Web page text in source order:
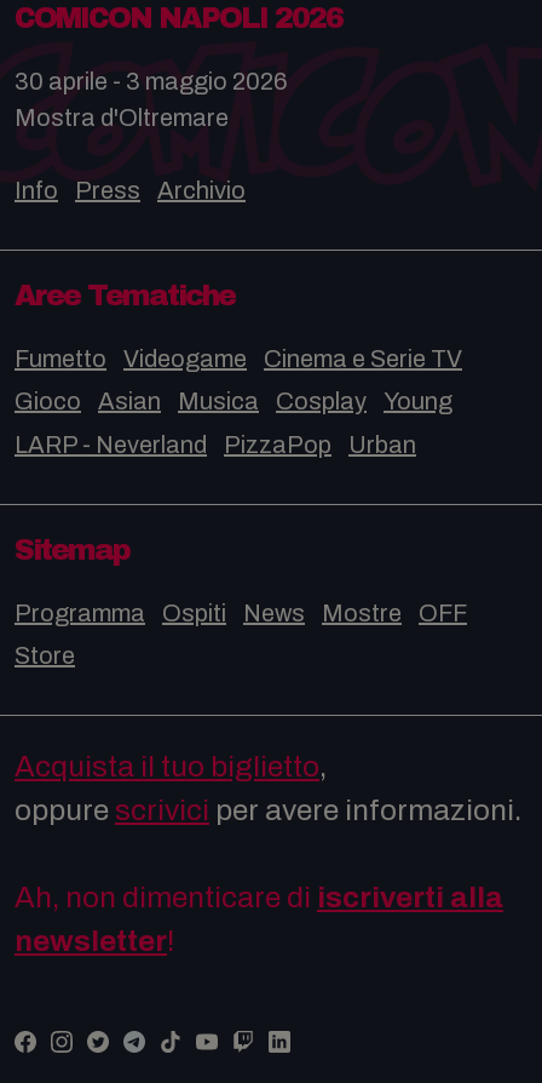
COMICON NAPOLI 2026
30 aprile - 3 maggio 2026
Mostra d'Oltremare
Info Press Archivio
Aree Tematiche
Fumetto Videogame
Cinema e Serie TV
Gioco
Asian Musica Cosplay
Young
LARP - Neverland
PizzaPop Urban
Sitemap
Programma Ospiti News Mostre
OFF
Store
Acquista il tuo biglietto,
oppure scrivici per avere informazioni.
Ah, non dimenticare di iscriverti alla
newsletter!